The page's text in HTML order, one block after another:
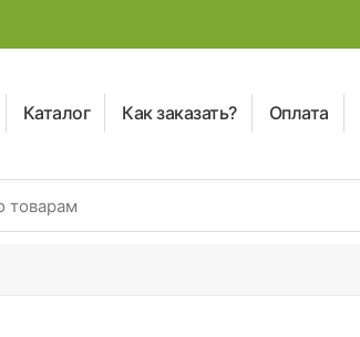
Каталог Как заказать? Оплата